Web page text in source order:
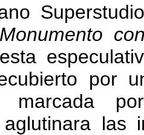
Monumento
por
marcada
las